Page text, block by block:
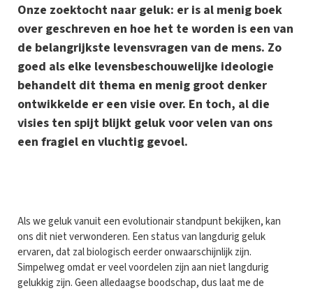
Onze zoektocht naar geluk: er is al menig boek
over geschreven en hoe het te worden is een van
de belangrijkste levensvragen van de mens. Zo
goed als elke levensbeschouwelijke ideologie
behandelt dit thema en menig groot denker
ontwikkelde er een visie over. En toch, al die
visies ten spijt blijkt geluk voor velen van ons
een fragiel en vluchtig gevoel.
Als we geluk vanuit een evolutionair standpunt bekijken, kan
ons dit niet verwonderen. Een status van langdurig geluk
ervaren, dat zal biologisch eerder onwaarschijnlijk zijn.
Simpelweg omdat er veel voordelen zijn aan niet langdurig
gelukkig zijn. Geen alledaagse boodschap, dus laat me de